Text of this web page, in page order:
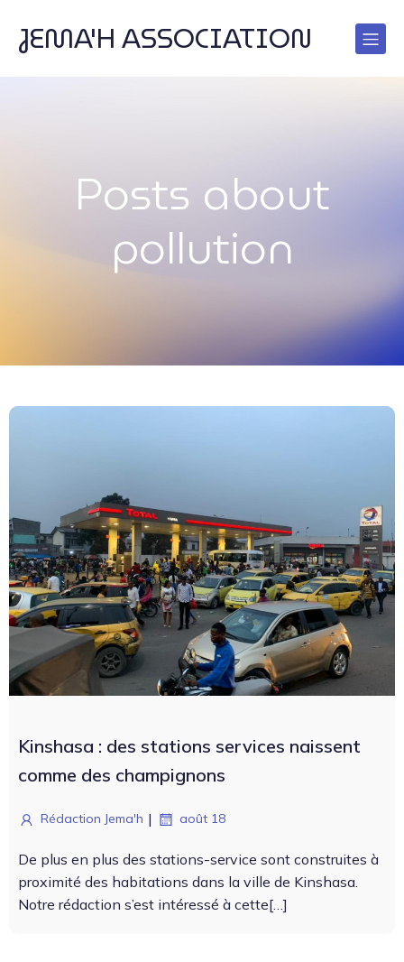
JEMA'H ASSOCIATION
Posts about
pollution
Kinshasa : des stations services naissent
comme des champignons
Rédaction Jema'h | août 18
De plus en plus des sta­tions-ser­vice sont con­stru­ites à
prox­im­ité des habi­ta­tions dans la ville de Kin­shasa.
Notre rédac­tion s’est intéressé à cette[…]